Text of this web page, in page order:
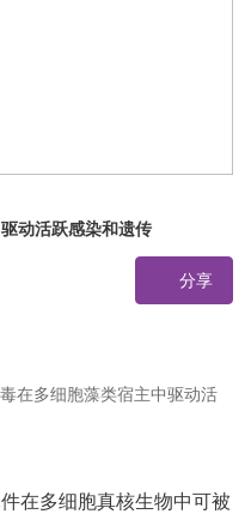
动活跃感染和遗传
分享
在多细胞藻类宿主中驱动活
在多细胞真核生物中可被